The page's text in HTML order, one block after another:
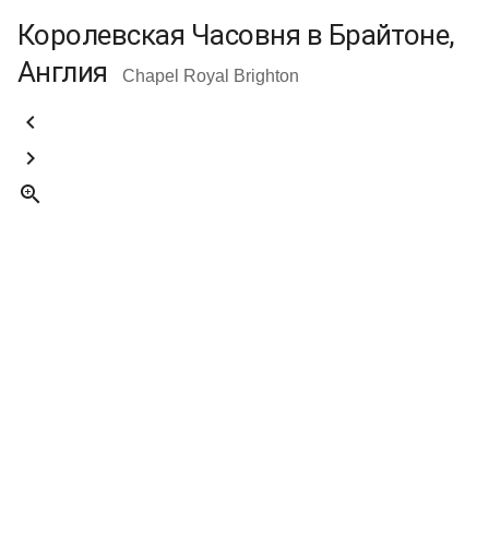
Королевская Часовня в Брайтоне,
Англия
Chapel Royal Brighton


